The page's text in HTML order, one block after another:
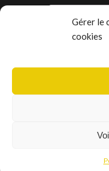
Gérer le
cookies
Copyright © 2025 -